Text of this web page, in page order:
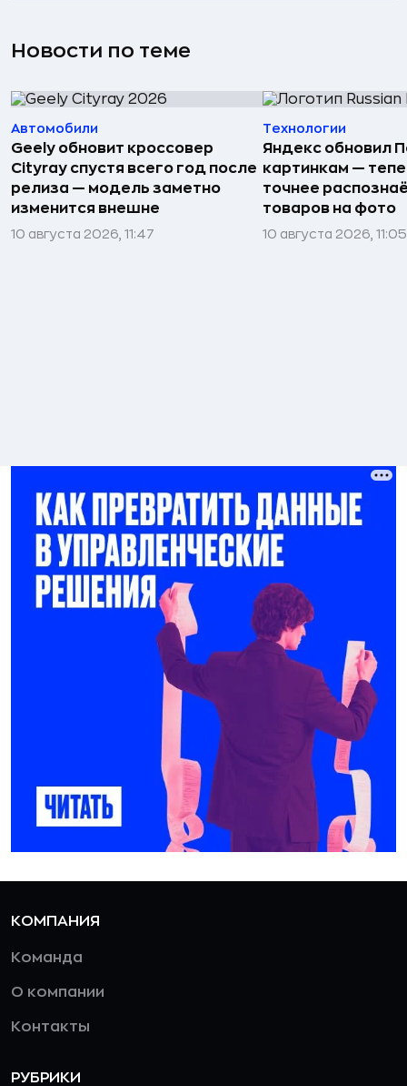
Новости по теме
Автомобили
Geely обновит кроссовер
Cityray спустя всего год после
релиза — модель заметно
изменится внешне
10 августа 2026, 11:47
Технологии
Яндекс обновил
картинкам —
точнее
товаров на фото
10 августа 2026, 11:05
КОМПАНИЯ
Команда
О компании
Контакты
РУБРИКИ